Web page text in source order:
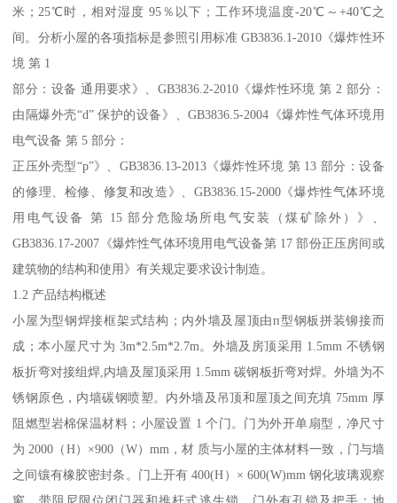
米；25℃时，相对湿度 95％以下；工作环境温度-20℃～+40℃之
间。分析小屋的各项指标是参照引用标准 GB3836.1-2010《爆炸性环
境 第 1
部分：设备 通用要求》、GB3836.2-2010《爆炸性环境 第 2 部分：
由隔爆外壳“d” 保护的设备》、GB3836.5-2004《爆炸性气体环境用
电气设备 第 5 部分：
正压外壳型“p”》、GB3836.13-2013《爆炸性环境 第 13 部分：设备
的修理、检修、修复和改造》、GB3836.15-2000《爆炸性气体环境
用电气设备 第 15 部分危险场所电气安装（煤矿除外）》、
GB3836.17-2007《爆炸性气体环境用电气设备第 17 部份正压房间或
建筑物的结构和使用》有关规定要求设计制造。
1.2 产品结构概述
小屋为型钢焊接框架式结构；内外墙及屋顶由п型钢板拼装铆接而
成；本小屋尺寸为 3m*2.5m*2.7m。外墙及房顶采用 1.5mm 不锈钢
板折弯对接组焊,内墙及屋顶采用 1.5mm 碳钢板折弯对焊。外墙为不
锈钢原色，内墙碳钢喷塑。内外墙及吊顶和屋顶之间充填 75mm 厚
阻燃型岩棉保温材料；小屋设置 1 个门。门为外开单扇型，净尺寸
为 2000（H）×900（W）mm，材 质与小屋的主体材料一致，门与墙
之间镶有橡胶密封条。门上开有 400(H）× 600(W)mm 钢化玻璃观察